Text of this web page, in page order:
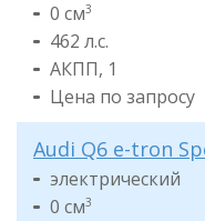
0 см3
462 л.с.
АКПП, 1
Цена по запросу
Audi Q6 e-tron
электрический
0 см3